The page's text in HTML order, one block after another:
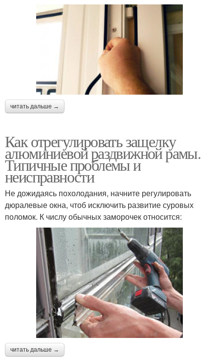
читать дальше →
Как отрегулировать защелку
алюминиевой раздвижной рамы.
Типичные проблемы и
неисправности
Не дожидаясь похолодания, начните регулировать
дюралевые окна, чтоб исключить развитие суровых
поломок. К числу обычных заморочек относится:
читать дальше →